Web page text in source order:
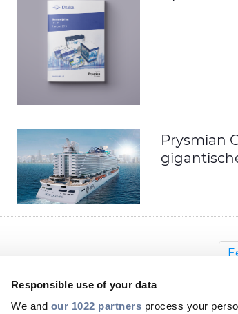
Responsible use of your data
We and our 1022 partners process your
Prysmian